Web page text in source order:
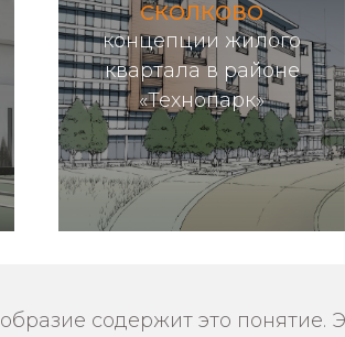
СКОЛКОВО
концепции жилого
квартала в районе
«Технопарк»
Подробнее...
содержит это понятие.